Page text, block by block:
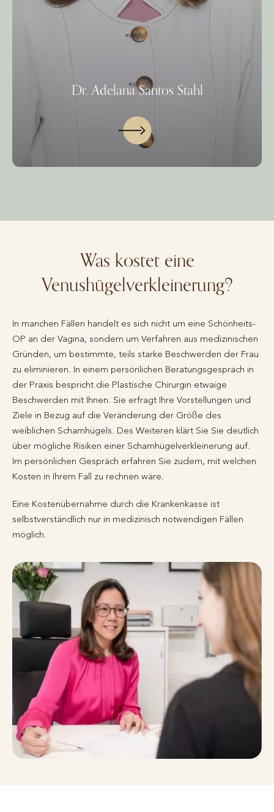
Dr. Adelana Santos Stahl
Was kostet eine
Venushügelverkleinerung?
In manchen Fällen handelt es sich nicht um eine Schönheits-
OP an der Vagina, sondern um Verfahren aus medizinischen
Gründen, um bestimmte, teils starke Beschwerden der Frau
zu eliminieren. In einem persönlichen Beratungsgespräch in
der Praxis bespricht die Plastische Chirurgin etwaige
Beschwerden mit Ihnen. Sie erfragt Ihre Vorstellungen und
Ziele in Bezug auf die Veränderung der Größe des
weiblichen Schamhügels. Des Weiteren klärt Sie Sie deutlich
über mögliche Risiken einer Schamhügelverkleinerung auf.
Im persönlichen Gespräch erfahren Sie zudem, mit welchen
Kosten in Ihrem Fall zu rechnen wäre.
Eine Kostenübernahme durch die Krankenkasse ist
selbstverständlich nur in medizinisch notwendigen Fällen
möglich.